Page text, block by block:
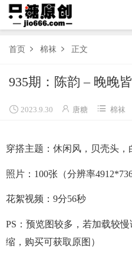
首页
长丝
短丝
果足
联系
购买图集
首页  棉袜  正文
935期：陈韵 – 晚晚
 2023.9.30  唐糖  棉袜
穿搭主题：休闲风，贝壳头，
照片：100张（分辨率
花絮视频：9分56秒
PS：预览图较多，若加载较
缩，购买可获取原图）